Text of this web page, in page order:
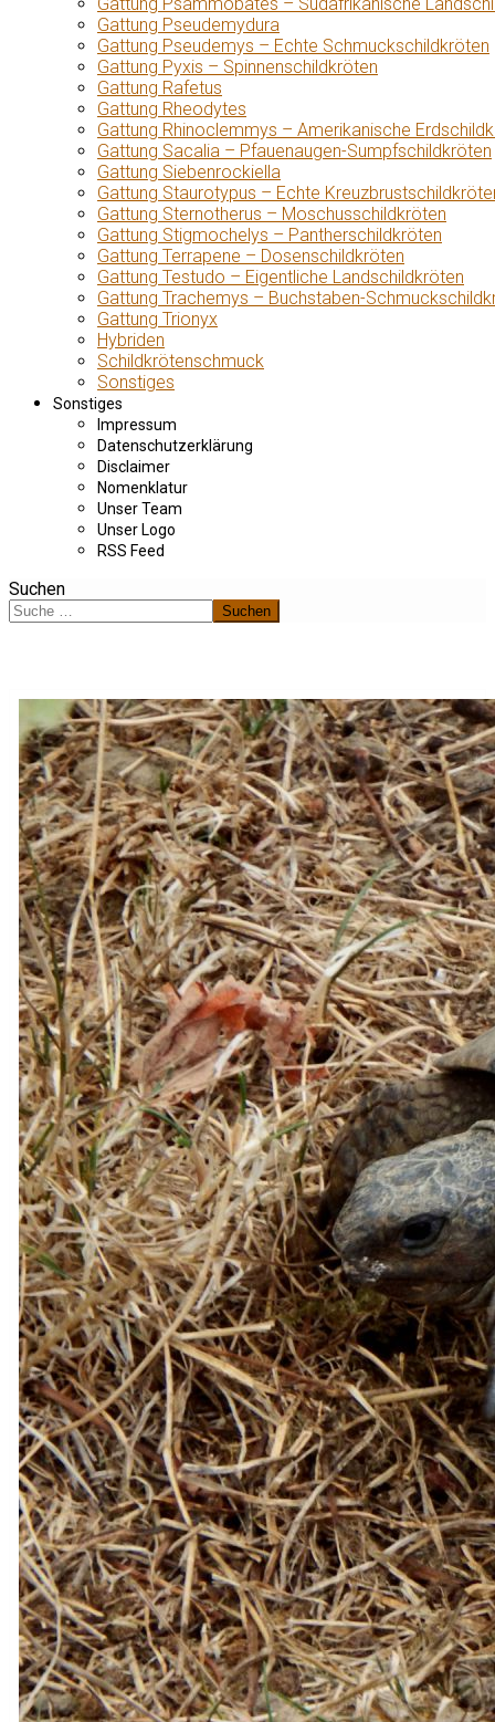
Gattung Pseudemydura
Gattung Pseudemys – Echte Schmuckschildkröten
Gattung Pyxis – Spinnenschildkröten
Gattung Rafetus
Gattung Rheodytes
Gattung Rhinoclemmys – Amerikanische
Gattung Sacalia – Pfauenaugen-Sumpfschildkröten
Gattung Siebenrockiella
Gattung Staurotypus – Echte
Gattung Sternotherus – Moschusschildkröten
Gattung Stigmochelys – Pantherschildkröten
Gattung Terrapene – Dosenschildkröten
Gattung Testudo – Eigentliche Landschildkröten
Gattung Trachemys – Buchstaben-
Gattung Trionyx
Hybriden
Schildkrötenschmuck
Sonstiges
Sonstiges
Impressum
Datenschutzerklärung
Disclaimer
Nomenklatur
Unser Team
Unser Logo
RSS Feed
Suchen
Suchen